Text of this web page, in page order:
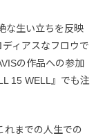
な生い立ちを反映
ィアスなフロウで
の作品への参加
15 WELL』でも注
れまでの人生での